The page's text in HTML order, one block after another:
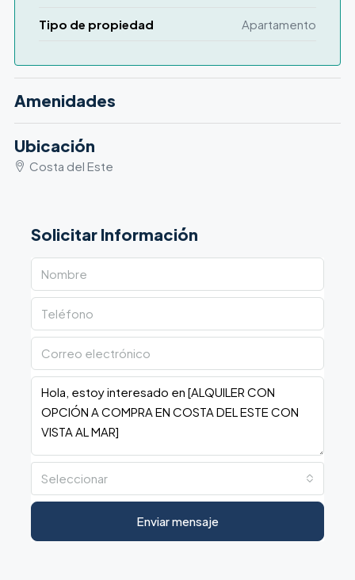
Tipo de propiedad Apartamento
Amenidades
Ubicación
Costa del Este
Solicitar Información
Seleccionar
Enviar mensaje